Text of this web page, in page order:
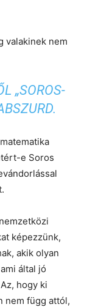
valakinek nem
„SOROS-
e Soros
képezzünk,
akik olyan
által jó
hogy ki
nem függ attól,